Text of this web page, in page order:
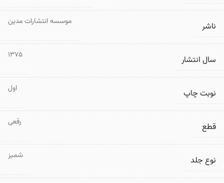
ناشر موسسه انتشارات مدین
سال انتشار 1375
نوبت چاپ اول
قطع رقعی
نوع جلد شمیز